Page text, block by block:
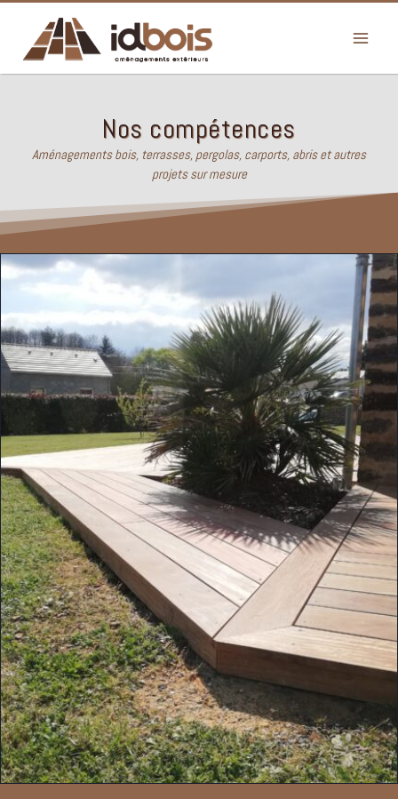
contenu
Nos compétences
Aménagements bois, terrasses, pergolas, carports, abris et autres
projets sur mesure